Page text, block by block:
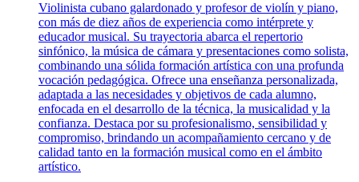
Violinista cubano galardonado y profesor de violín y piano,
con más de diez años de experiencia como intérprete y
educador musical. Su trayectoria abarca el repertorio
sinfónico, la música de cámara y presentaciones como solista,
combinando una sólida formación artística con una profunda
vocación pedagógica. Ofrece una enseñanza personalizada,
adaptada a las necesidades y objetivos de cada alumno,
enfocada en el desarrollo de la técnica, la musicalidad y la
confianza. Destaca por su profesionalismo, sensibilidad y
compromiso, brindando un acompañamiento cercano y de
calidad tanto en la formación musical como en el ámbito
artístico.